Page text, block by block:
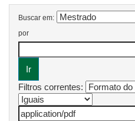
Buscar em:
por
Filtros correntes: